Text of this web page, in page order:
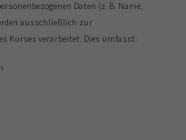
Daten (z. B. Name,
ausschließlich zur
Kurses verarbeitet. Dies umfasst: